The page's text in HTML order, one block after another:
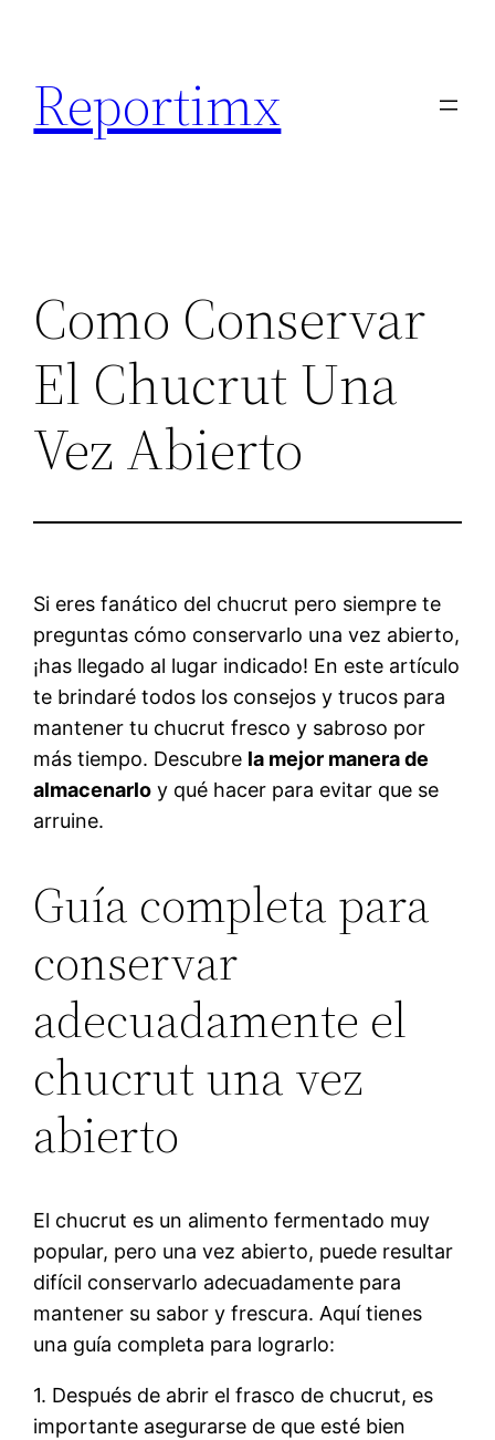
contenido
Reportimx
Como Conservar
El Chucrut Una
Vez Abierto
Si eres fanático del chucrut pero siempre te
preguntas cómo conservarlo una vez abierto,
¡has llegado al lugar indicado! En este artículo
te brindaré todos los consejos y trucos para
mantener tu chucrut fresco y sabroso por
más tiempo. Descubre la mejor manera de
almacenarlo y qué hacer para evitar que se
arruine.
Guía completa para
conservar
adecuadamente el
chucrut una vez
abierto
El chucrut es un alimento fermentado muy
popular, pero una vez abierto, puede resultar
difícil conservarlo adecuadamente para
mantener su sabor y frescura. Aquí tienes
una guía completa para lograrlo:
1. Después de abrir el frasco de chucrut, es
importante asegurarse de que esté bien